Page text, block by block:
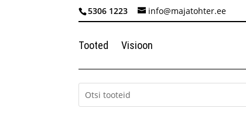
5306 1223 info@majatohter.ee
Tooted Visioon